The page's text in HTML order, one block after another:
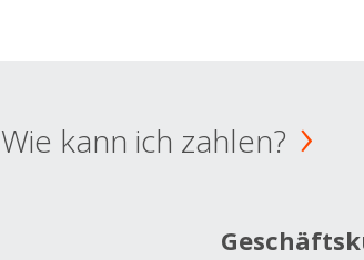
Wie kann ich zahlen?